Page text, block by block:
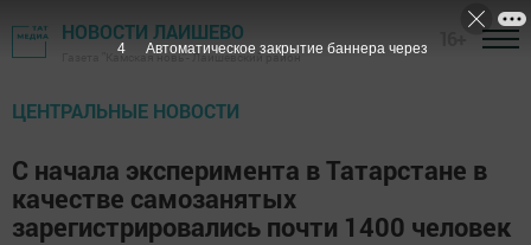
НОВОСТИ ЛАИШЕВО
Газета "Камская новь"- Лаишевский район
ЦЕНТРАЛЬНЫЕ НОВОСТИ
С начала эксперимента в Татарстане в
качестве самозанятых
зарегистрировались почти 1400 человек
3 Автоматическое закрытие баннера через